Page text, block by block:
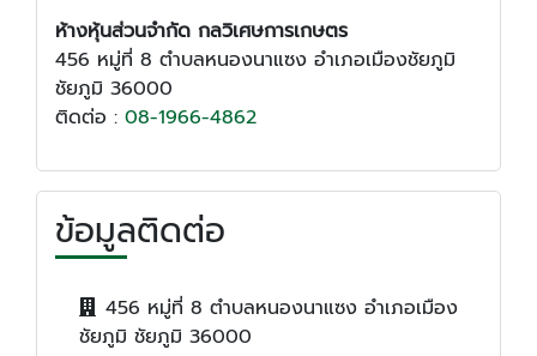
ห้างหุ้นส่วนจำกัด กลวิเศษการเกษตร
456 หมู่ที่ 8 ตำบลหนองนาแซง อำเภอเมืองชัยภูมิ
ชัยภูมิ 36000
ติดต่อ : 08-1966-4862
ข้อมูลติดต่อ
456 หมู่ที่ 8 ตำบลหนองนาแซง อำเภอเมือง
ชัยภูมิ ชัยภูมิ 36000